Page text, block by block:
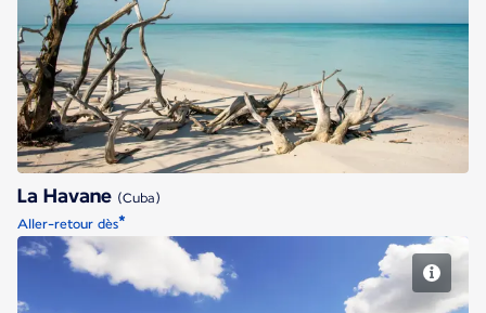
La Havane
La Havane (Cuba)
Aller-retour dès*